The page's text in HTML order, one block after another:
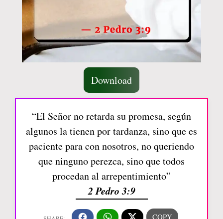
Download
“El Señor no retarda su promesa, según
algunos la tienen por tardanza, sino que es
paciente para con nosotros, no queriendo
que ninguno perezca, sino que todos
procedan al arrepentimiento”
2 Pedro 3:9